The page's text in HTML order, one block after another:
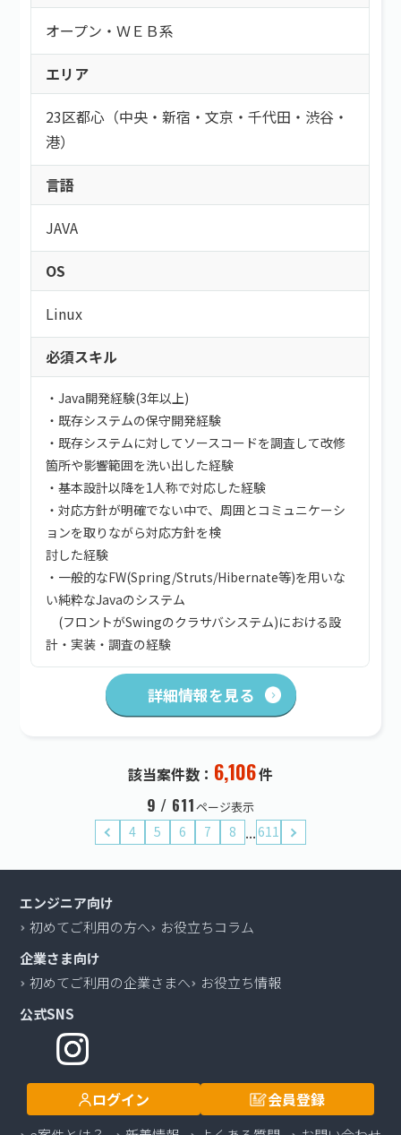
オープン・ＷＥＢ系
エリア
23区都心（中央・新宿・文京・千代田・渋谷・
港）
言語
JAVA
OS
Linux
必須スキル
・Java開発経験(3年以上)
・既存システムの保守開発経験
・既存システムに対してソースコードを調査して改修
箇所や影響範囲を洗い出した経験
・基本設計以降を1人称で対応した経験
・対応方針が明確でない中で、周囲とコミュニケーシ
ョンを取りながら対応方針を検
討した経験
・一般的なFW(Spring/Struts/Hibernate等)を用いな
い純粋なJavaのシステム
(フロントがSwingのクラサバシステム)における設
計・実装・調査の経験
詳細情報を見る
該当案件数： 6,106件
9 / 611ページ表示
4 5 6 7 8 ...611
エンジニア向け
初めてご利用の方へ
お役立ちコラム
企業さま向け
初めてご利用の企業さまへ
お役立ち情報
公式SNS
ログイン 会員登録